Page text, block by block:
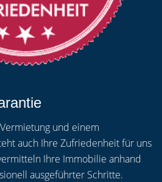
und einem
auch Ihre Zufriedenheit für uns
Ihre Immobilie anhand
ausgeführter Schritte.